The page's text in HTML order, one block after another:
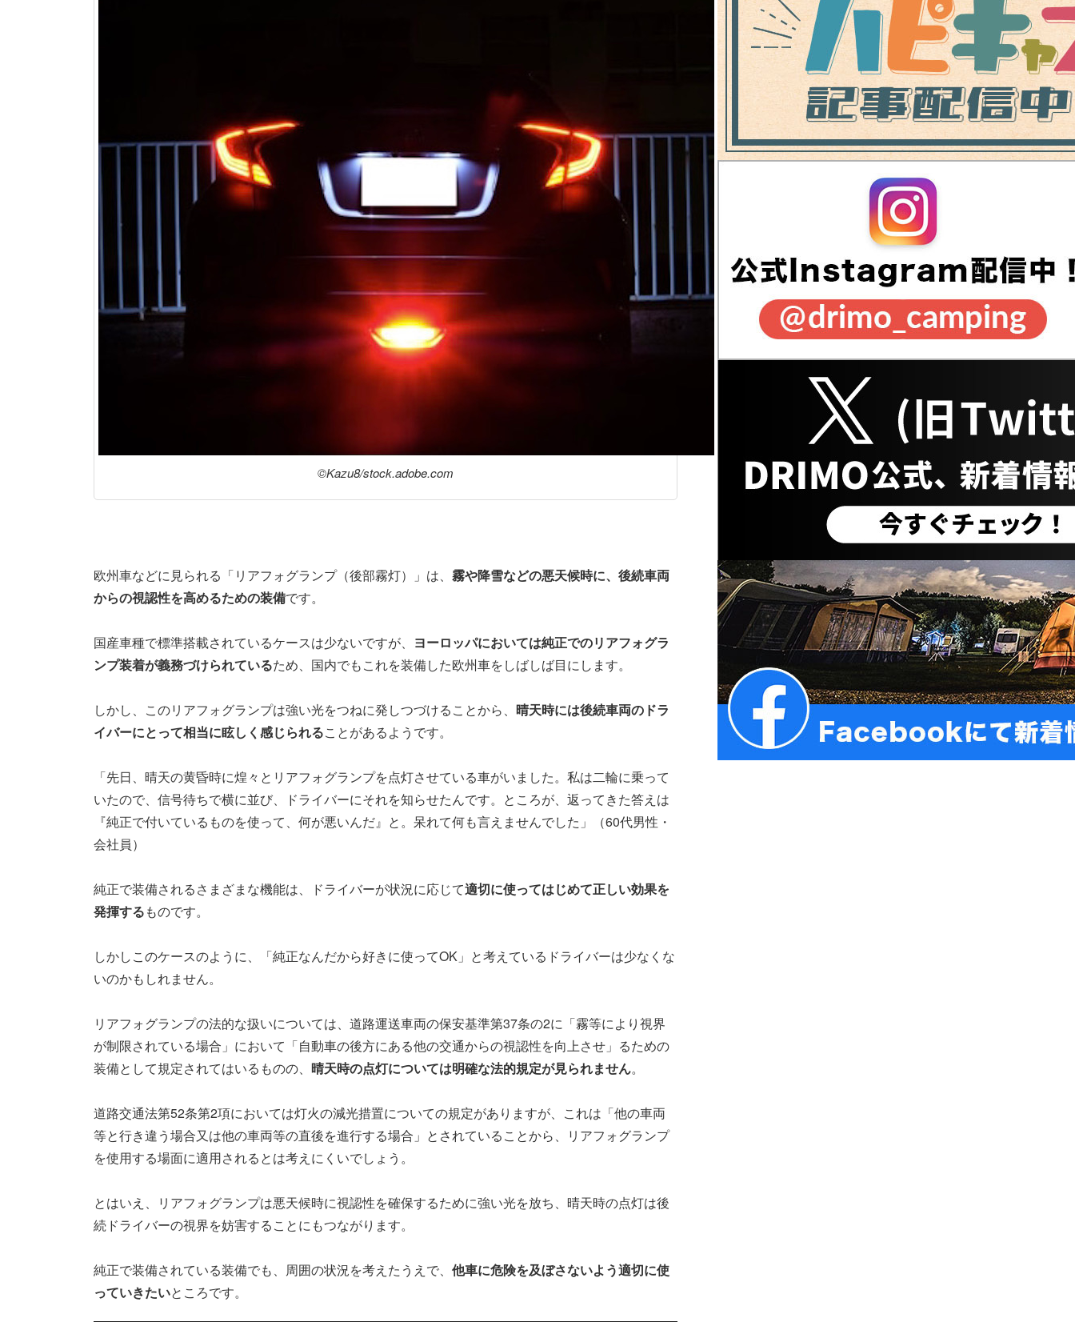
©Kazu8/stock.adobe.com
欧州車などに見られる「リアフォグランプ（後部霧灯）」は、 霧や降雪などの悪天候時に、後続車両
からの視認性を高めるための装備です。
国産車種で標準搭載されているケースは少ないですが、 ヨーロッパにおいては純正でのリアフォグラ
ンプ装着が義務づけられているため、国内でもこれを装備した欧州車をしばしば目にします。
しかし、このリアフォグランプは強い光をつねに発しつづけることから、 晴天時には後続車両のドラ
イバーにとって相当に眩しく感じられることがあるようです。
「先日、晴天の黄昏時に煌々とリアフォグランプを点灯させている車がいました。私は二輪に乗って
いたので、信号待ちで横に並び、ドライバーにそれを知らせたんです。ところが、返ってきた答えは
『純正で付いているものを使って、何が悪いんだ』と。呆れて何も言えませんでした」（60代男性・
会社員）
純正で装備されるさまざまな機能は、ドライバーが状況に応じて適切に使ってはじめて正しい効果を
発揮するものです。
しかしこのケースのように、「純正なんだから好きに使ってOK」と考えているドライバーは少なくな
いのかもしれません。
リアフォグランプの法的な扱いについては、道路運送車両の保安基準第37条の2に「霧等により視界
が制限されている場合」において「自動車の後方にある他の交通からの視認性を向上させ」るための
装備として規定されてはいるものの、 晴天時の点灯については明確な法的規定が見られません。
道路交通法第52条第2項においては灯火の減光措置についての規定がありますが、これは「他の車両
等と行き違う場合又は他の車両等の直後を進行する場合」とされていることから、リアフォグランプ
を使用する場面に適用されるとは考えにくいでしょう。
とはいえ、リアフォグランプは悪天候時に視認性を確保するために強い光を放ち、晴天時の点灯は後
続ドライバーの視界を妨害することにもつながります。
純正で装備されている装備でも、周囲の状況を考えたうえで、 他車に危険を及ぼさないよう適切に使
っていきたいところです。